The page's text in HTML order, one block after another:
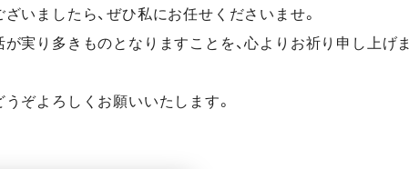
ざいましたら、ぜひ私にお任せくださいませ。
が実り多きものとなりますことを、心よりお祈り申し上げま
ぞよろしくお願いいたします。